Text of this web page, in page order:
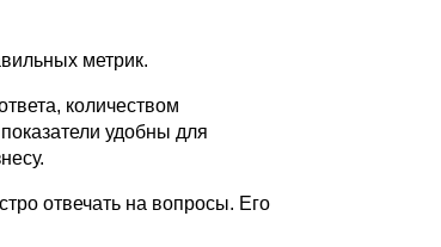
метрик.
количеством
удобны для
отвечать на вопросы. Его